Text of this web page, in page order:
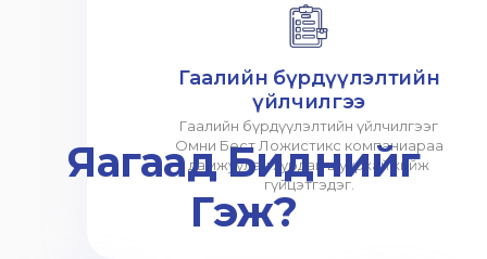
Гаалийн бүрдүүлэлтийн
үйлчилгээ
Гаалийн бүрдүүлэлтийн үйлчилгээг
Омни Бест Ложистикс компаниараа
дамжуулан хурдан шуурхай хийж
гүйцэтгэдэг.
Яагаад Биднийг
Гэж?